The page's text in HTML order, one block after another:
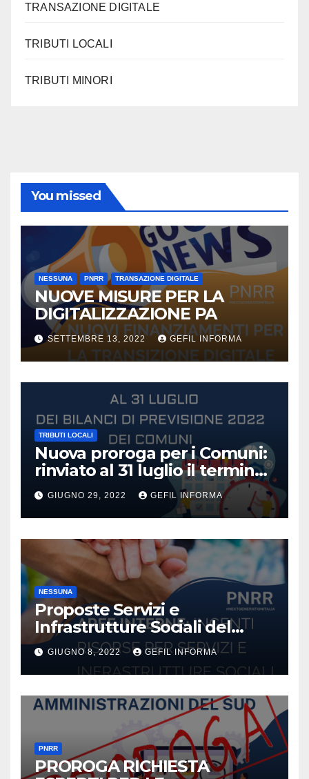
TRANSAZIONE DIGITALE
TRIBUTI LOCALI
TRIBUTI MINORI
You missed
NESSUNA PNRR TRANSAZIONE DIGITALE
NUOVE MISURE PER LA
DIGITALIZZAZIONE PA
SETTEMBRE 13, 2022 GEFIL INFORMA
TRIBUTI LOCALI
Nuova proroga per i Comuni:
rinviato al 31 luglio il termine
di approvazione del bilancio
di previsione dell’anno 2022
dei Comuni.
GIUGNO 29, 2022 GEFIL INFORMA
NESSUNA
Proposte Servizi e
Infrastrutture Sociali del
PNRR
GIUGNO 8, 2022 GEFIL INFORMA
PNRR
PROROGA RICHIESTA